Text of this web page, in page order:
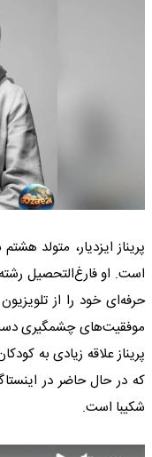
است. او فارغ‌التحصیل
حرفه‌ای خود را از
موفقیت‌های چشمگیری
پریناز علاقه زیادی به
که در حال حاضر در
شکیبا است.